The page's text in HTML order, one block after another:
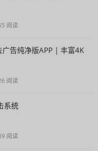
阅读
告纯净版APP | 丰富4K
阅读
系统
阅读